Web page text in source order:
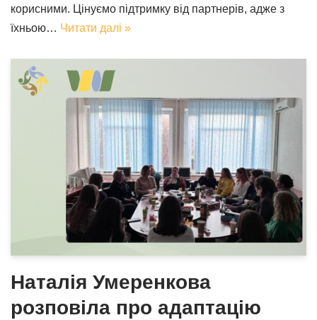
корисними. Цінуємо підтримку від партнерів, адже з
їхньою… Читати далі »
Наталія Умеренкова
розповіла про адаптацію